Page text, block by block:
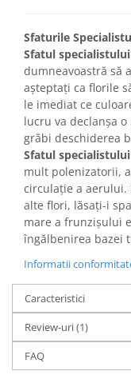
Sfaturile
Sfatul specialistului
dumneavoastră să
așteptați ca florile
le imediat ce
lucru va declanșa
grăbi deschiderea
Sfatul specialistului
mult polenizatorii,
circulație a aerului.
alte flori, lăsați-i
mare a frunzișului
îngălbenirea bazei
Informatii
Caracteristici
Review-uri(1)
FAQ